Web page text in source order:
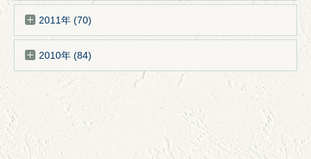
2011年 (70)
2010年 (84)